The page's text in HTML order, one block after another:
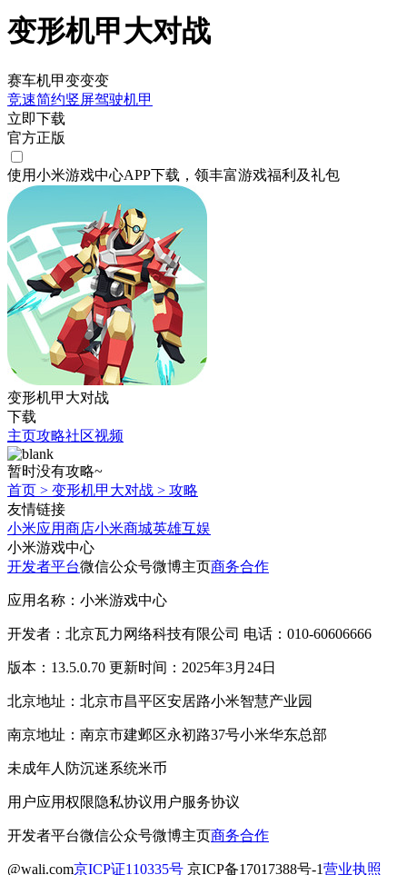
变形机甲大对战
赛车机甲变变变
竞速简约竖屏驾驶机甲
立即下载
官方正版
使用小米游戏中心APP下载 ，领丰富游戏福利 及礼包
变形机甲大对战
下载
主页攻略社区视频
暂时没有攻略~
首页 > 变形机甲大对战 > 攻略
友情链接
小米应用商店小米商城英雄互娱
小米游戏中心
开发者平台微信公众号微博主页商务合作
应用名称：小米游戏中心
开发者：北京瓦力网络科技有限公司 电话：010-60606666
版本：13.5.0.70 更新时间：2025年3月24日
北京地址：北京市昌平区安居路小米智慧产业园
南京地址：南京市建邺区永初路37号小米华东总部
未成年人防沉迷系统米币
用户应用权限隐私协议用户服务协议
开发者平台微信公众号微博主页商务合作
@wali.com京ICP证110335号 京ICP备17017388号-1营业执照